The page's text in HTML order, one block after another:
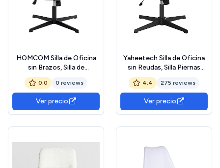
HOMCOM Silla de Oficina
sin Brazos, Silla de
Escritorio Giratoria con
Función Basculante,
Asiento Amplio y Cómodo,
Piernas Cruzadas, Altura
Regulable, sin Ruedas, para
0.0 0 reviews
Ver precio
Yaheetech Silla de Oficina
sin Reudas, Silla Piernas
Cruzadas con Función
Mecedora, Ancha Sila de
Escritorio para Juegos, Silla
de Maquillaje sin Brazos
para Casa, Beige
4.4 275 reviews
Ver precio